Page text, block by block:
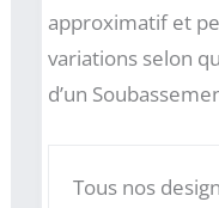
approximatif et
variations selon
d’un
Tous nos